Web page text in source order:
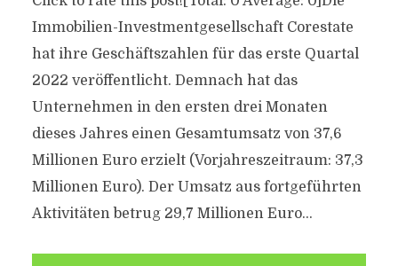
Immobilien-Investmentgesellschaft Corestate
hat ihre Geschäftszahlen für das erste Quartal
2022 veröffentlicht. Demnach hat das
Unternehmen in den ersten drei Monaten
dieses Jahres einen Gesamtumsatz von 37,6
Millionen Euro erzielt (Vorjahreszeitraum: 37,3
Millionen Euro). Der Umsatz aus fortgeführten
Aktivitäten betrug 29,7 Millionen Euro...